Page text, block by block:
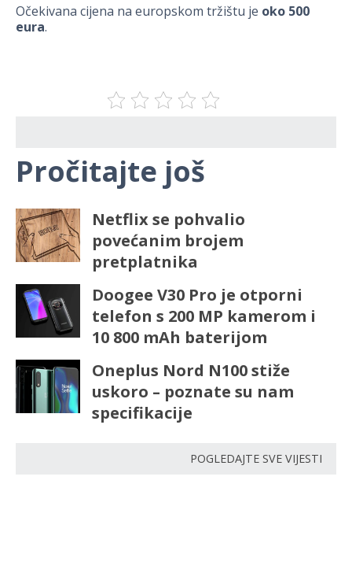
Očekivana cijena na europskom tržištu je oko 500
eura.
Pročitajte još
Netflix se pohvalio
povećanim brojem
pretplatnika
Doogee V30 Pro je otporni
telefon s 200 MP kamerom i
10 800 mAh baterijom
Oneplus Nord N100 stiže
uskoro – poznate su nam
specifikacije
POGLEDAJTE SVE VIJESTI